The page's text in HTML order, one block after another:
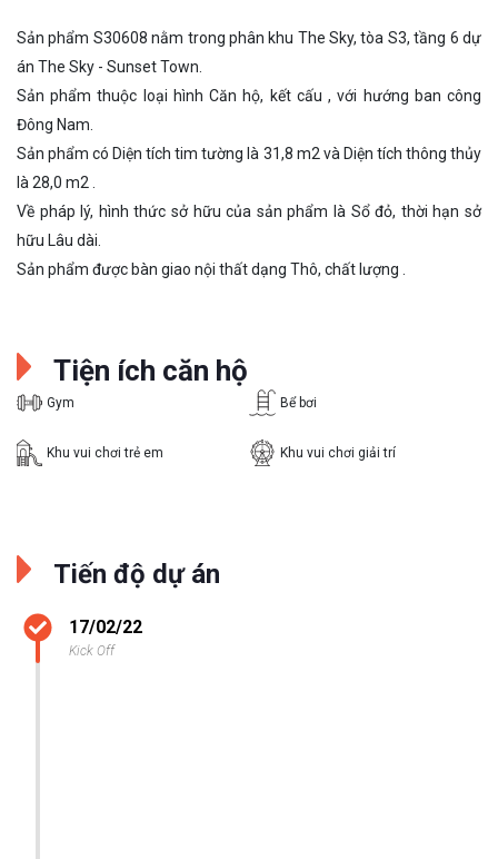
Sản phẩm S30608 nằm trong phân khu The Sky, tòa S3, tầng 6 dự
án The Sky - Sunset Town.
Sản phẩm thuộc loại hình Căn hộ, kết cấu , với hướng ban công
Đông Nam.
Sản phẩm có Diện tích tim tường là 31,8 m2 và Diện tích thông thủy
là 28,0 m2 .
Về pháp lý, hình thức sở hữu của sản phẩm là Sổ đỏ, thời hạn sở
hữu Lâu dài.
Sản phẩm được bàn giao nội thất dạng Thô, chất lượng .
Tiện ích căn hộ
Gym Bể bơi
Khu vui chơi trẻ em Khu vui chơi giải trí
Tiến độ dự án
17/02/22
Kick Off